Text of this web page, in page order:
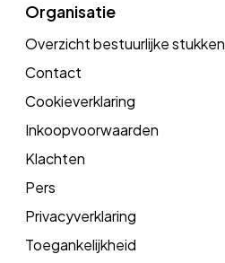
Organisatie
Overzicht bestuurlijke stukken
Contact
Cookieverklaring
Inkoopvoorwaarden
Klachten
Pers
Privacyverklaring
Toegankelijkheid